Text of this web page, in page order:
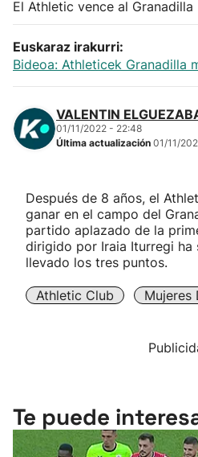
Balonmano
Kirolak 360
Atletismo
Carreras de montaña
Más deportes
"Helmuga"
El Athletic vence al Granadilla
Euskaraz irakurri:
Bideoa: Athleticek Granadilla
VALENTIN
01/11/2022 - 22:48
Última actualización 01/11/
Después de 8 años, el
ganar en el campo del
partido aplazado de la
dirigido por Iraia Iturregi ha
llevado los tres puntos.
Athletic Club Mujeres
Te puede